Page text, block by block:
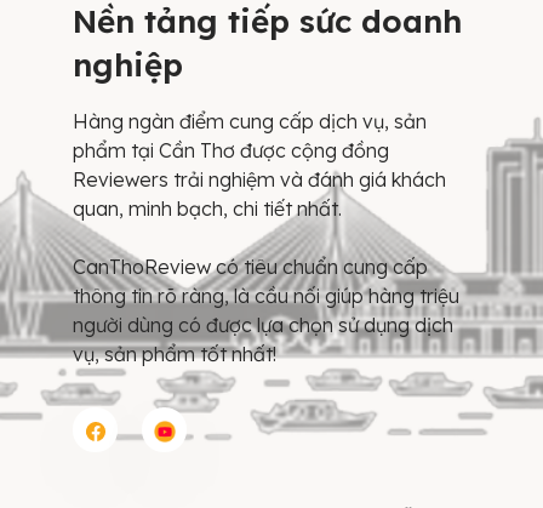
Nền tảng tiếp sức doanh
nghiệp
Hàng ngàn điểm cung cấp dịch vụ, sản
phẩm tại Cần Thơ được cộng đồng
Reviewers trải nghiệm và đánh giá khách
quan, minh bạch, chi tiết nhất.
CanThoReview có tiêu chuẩn cung cấp
thông tin rõ ràng, là cầu nối giúp hàng triệu
người dùng có được lựa chọn sử dụng dịch
vụ, sản phẩm tốt nhất!